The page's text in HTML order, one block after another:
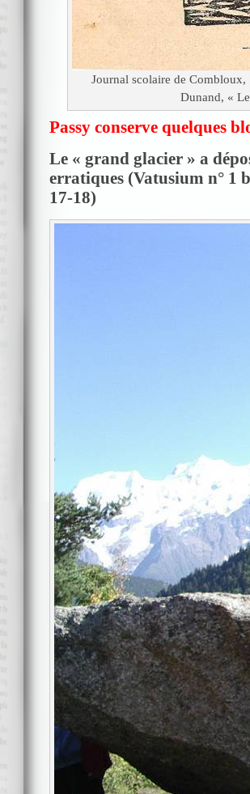
Journal scolaire de
Dunand, «
Passy conserve quelques
Le « grand glacier » a
erratiques (Vatusium n° 1
17-18)